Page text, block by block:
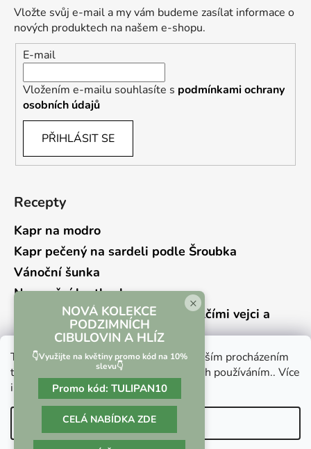
Tento web používá soubory cookie. Dalším procházením
tohoto webu vyjadřujete souhlas s jejich používáním.. Více
informacízde.
Nastavení
Vložte svůj e-mail a my vám budeme zasílat informace o
nových produktech na našem e-shopu.
E-mail
Vložením e-mailu souhlasíte s podmínkami ochrany
osobních údajů
PŘIHLÁSIT SE
Recepty
Kapr na modro
Kapr pečený na sardeli podle Šroubka
Vánoční šunka
Novoroční hrstkovka
Lehký bramborový salát s křepelčími vejci a
kyselou okurkou
Vrácení zboží a reklamace Kontaktní formulář
×
NOVÁ KOLEKCE
PODZIMNÍCH
CIBULOVIN A HLÍZ
👇Využijte na květiny promo kód na 10%
slevu👇
Promo kód: TULIPAN10
CELÁ NABÍDKA ZDE